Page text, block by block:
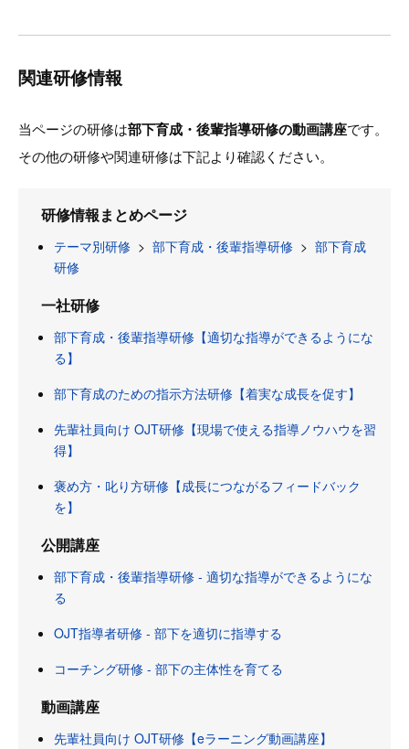
関連研修情報
当ページの研修は部下育成・後輩指導研修の動画講座です。
その他の研修や関連研修は下記より確認ください。
研修情報まとめページ
テーマ別研修 > 部下育成・後輩指導研修 > 部下育成
研修
一社研修
部下育成・後輩指導研修【適切な指導ができるようにな
る】
部下育成のための指示方法研修【着実な成長を促す】
先輩社員向け OJT研修【現場で使える指導ノウハウを習
得】
褒め方・叱り方研修【成長につながるフィードバック
を】
公開講座
部下育成・後輩指導研修 - 適切な指導ができるようにな
る
OJT指導者研修 - 部下を適切に指導する
コーチング研修 - 部下の主体性を育てる
動画講座
先輩社員向け OJT研修【eラーニング動画講座】